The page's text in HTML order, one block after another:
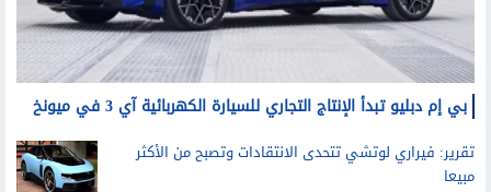
بي إم دبليو تبدأ الإنتاج التجاري للسيارة الكهربائية آي 3 في ميونخ
تقرير: فيراري لوتشي تتحدى الانتقادات وتصبح من الأكثر
مبيعا